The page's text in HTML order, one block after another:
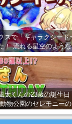
スで「ギャラクシード
！ 流れる星空のような
紹介
太くんの23歳の誕生日
物公園のセレモニーの